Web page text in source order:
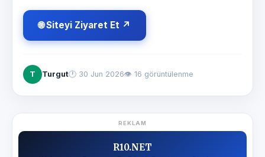
🌐 Siteyi Ziyaret Et ↗
T Turgut🕐 30 Jun 2026👁 16 görüntülenme
REKLAM
R10.NET